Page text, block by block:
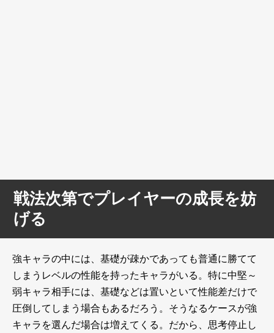
戦法次第でプレイヤーの成長を妨
げる
強キャラの中には、基礎が疎かであっても普通に勝てて
しまうレベルの性能を持ったキャラがいる。特に中堅～
弱キャラ相手には、基礎などは置いといて性能差だけで
圧倒してしまう場合もあるだろう。そうなるケースが強
キャラを選んだ場合は増えてくる。だから、思考停止し